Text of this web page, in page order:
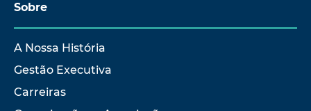
Sobre
A Nossa História
Gestão Executiva
Carreiras